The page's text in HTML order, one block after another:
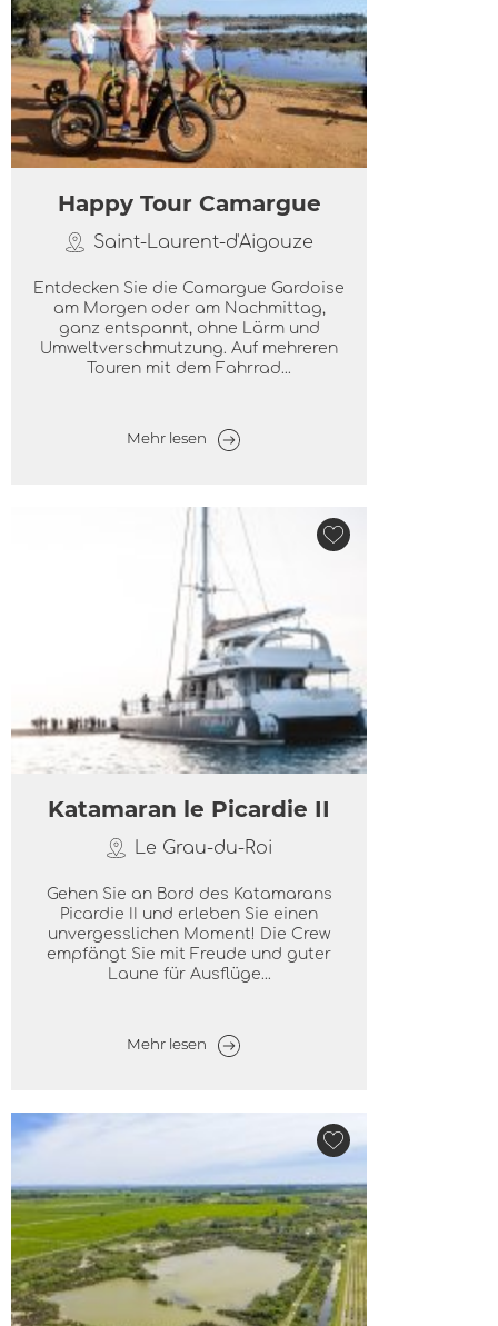
Happy Tour Camargue
Saint-Laurent-d'Aigouze
Entdecken Sie die Camargue Gardoise
am Morgen oder am Nachmittag,
ganz entspannt, ohne Lärm und
Umweltverschmutzung. Auf mehreren
Touren mit dem Fahrrad...
Mehr lesen
Katamaran le Picardie II
Le Grau-du-Roi
Gehen Sie an Bord des Katamarans
Picardie II und erleben Sie einen
unvergesslichen Moment! Die Crew
empfängt Sie mit Freude und guter
Laune für Ausflüge...
Mehr lesen